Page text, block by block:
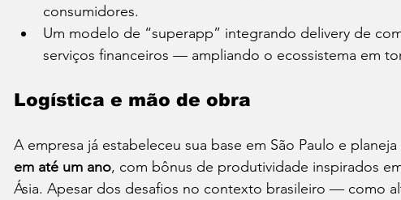
consumidores.
Um modelo de “superapp” integrando delivery de
serviços financeiros — ampliando o ecossistema em
Logística e mão de obra
A empresa já estabeleceu sua base em São Paulo e
em até um ano, com bônus de produtividade inspirados
Ásia. Apesar dos desafios no contexto brasileiro — como